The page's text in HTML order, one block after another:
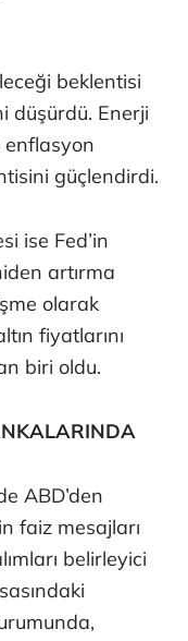
beklentisi
düşürdü. Enerji
enflasyon
güçlendirdi.
ise Fed’in
artırma
olarak
fiyatlarını
biri oldu.
ABD’den
faiz mesajları
belirleyici